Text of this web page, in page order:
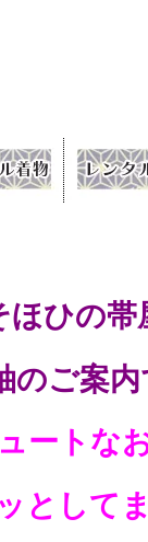
ほひの帯
のご案
ートな
として